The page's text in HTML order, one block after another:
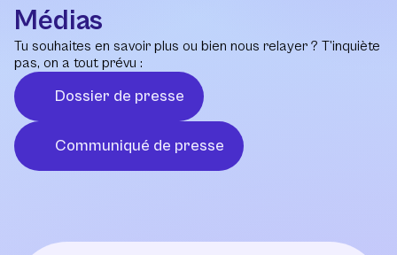
Médias
Tu souhaites en savoir plus ou bien nous relayer ? T’inquiète
pas, on a tout prévu :
Dossier de presse
Communiqué de presse